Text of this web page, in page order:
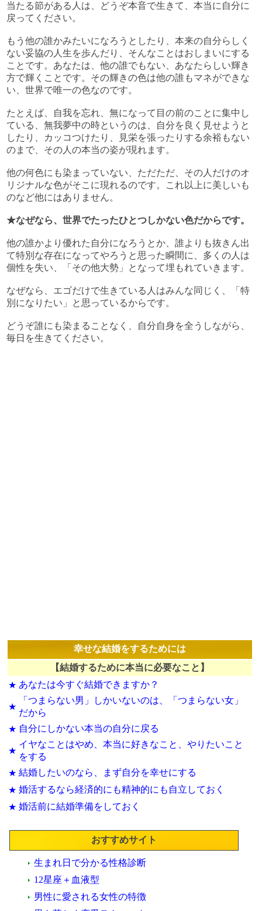
当たる節がある人は、どうぞ本音で生きて、本当に自分に
戻ってください。
もう他の誰かみたいになろうとしたり、本来の自分らしく
ない妥協の人生を歩んだり、そんなことはおしまいにする
ことです。あなたは、他の誰でもない、あなたらしい輝き
方で輝くことです。その輝きの色は他の誰もマネができな
い、世界で唯一の色なのです。
たとえば、自我を忘れ、無になって目の前のことに集中し
ている、無我夢中の時というのは、自分を良く見せようと
したり、カッコつけたり、見栄を張ったりする余裕もない
のまで、その人の本当の姿が現れます。
他の何色にも染まっていない、ただただ、その人だけのオ
リジナルな色がそこに現れるのです。これ以上に美しいも
のなど他にはありません。
★なぜなら、世界でたったひとつしかない色だからです。
他の誰かより優れた自分になろうとか、誰よりも抜きん出
て特別な存在になってやろうと思った瞬間に、多くの人は
個性を失い、「その他大勢」となって埋もれていきます。
なぜなら、エゴだけで生きている人はみんな同じく、「特
別になりたい」と思っているからです。
どうぞ誰にも染まることなく、自分自身を全うしながら、
毎日を生きてください。
幸せな結婚をするためには
【結婚するために本当に必要なこと】
★ あなたは今すぐ結婚できますか？
★
「つまらない男」しかいないのは、「つまらない女」
だから
★ 自分にしかない本当の自分に戻る
★
イヤなことはやめ、本当に好きなこと、やりたいこと
をする
★ 結婚したいのなら、まず自分を幸せにする
★ 婚活するなら経済的にも精神的にも自立しておく
★ 婚活前に結婚準備をしておく
おすすめサイト
生まれ日で分かる性格診断
12星座＋血液型
男性に愛される女性の特徴